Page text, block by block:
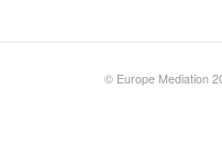
© Europe Mediation